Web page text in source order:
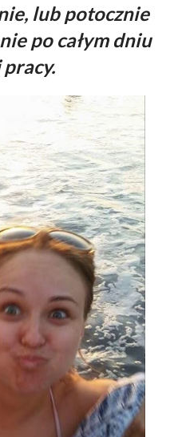
lub potocznie
po całym dniu